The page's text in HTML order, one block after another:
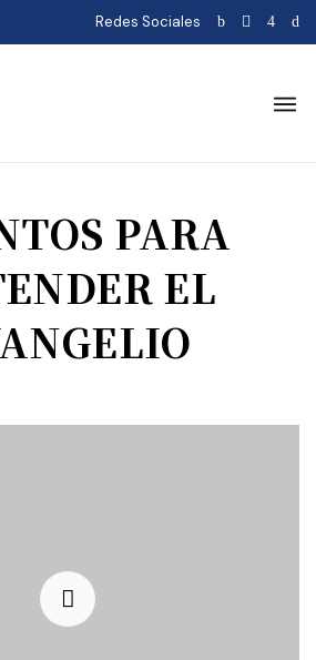
Redes Sociales
PARA
EL